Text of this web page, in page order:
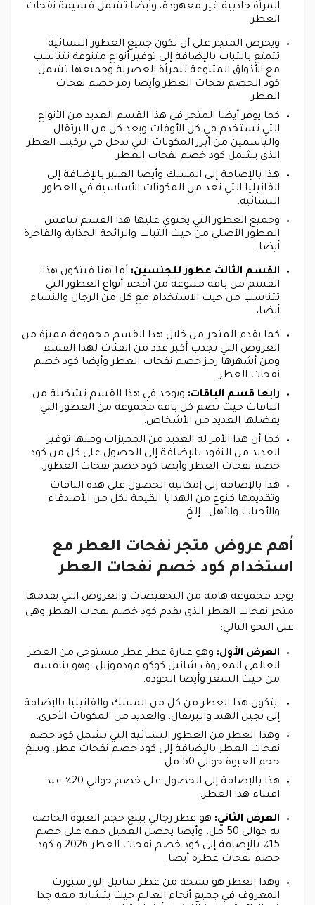
المرأة جاذبية غير معهودة، وأيضا تشمل قسيمة نفحات
العطر.
ويحرص المتجر على أن تكون جميع العطور النسائية
تتمتع بالثبات بالإضافة إلى توفير أنواع متنوعة تتناسب
مع الأذواق المتنوعة للمرأة العصرية وجميعها تشمل
كود الخصم نفحات العطر وأيضا رمز خصم نفحات
العطر.
كما يوفر أيضا المتجر في هذا القسم العديد من الأنواع
التي تستخدم في كل الأوقات ويعد كل من البرتقال
والياسمين من أبرز المكونات التي تدخل في تركيب العطر
الذي يشمل كود خصم نفحات العطر.
هذا بالإضافة إلى المسك وأيضا العنبر بالإضافة إلى
الفانيليا التي تعد من المكونات الأساسية في العطور
النسائية.
وجميع العطور التي يحتوي عليها هذا القسم تنافس
العطور الأصلي من حيث الثبات والرائحة الجذابة والفاخرة
أيضا.
القسم الثالث عطور للجنسين: أما هنا فيتكون هذا
القسم من باقة متنوعة من أفخم أنواع العطور التي
تتناسب من حيث الاستخدام مع كل من الرجال والنساء
أيضا.
كما يقدم المتجر من خلال هذا القسم مجموعة مميزة من
العروض التي تجذب أكبر عدد من الفئات لهذا القسم
ومن أشهرها رمز خصم نفحات العطر وأيضا كود خصم
نفحات العطر.
رابعا قسم الباقات: ويوجد في هذا القسم تشكيلة من
الباقات حيث تضم كل باقة مجموعة من العطور التي
يفضلها العديد من الأشخاص.
كما أن هذا الأمر له العديد من المميزات ومنها توفير
العديد من النقود بالإضافة إلى الحصول على كل من كود
خصم نفحات العطر وأيضا كود خصم نفحات العطور.
هذا بالإضافة إلى إمكانية الحصول على هذه الباقات
وتقديمها كنوع من الهدايا القيمة لكل من الأصدقاء
والأحباب والأهل.. إلخ.
أهم عروض متجر نفحات العطر مع
استخدام كود خصم نفحات العطر
يوجد مجموعة هامة من التخفيضات والعروض التي يقدمها
متجر نفحات العطر الذي يقدم كود خصم نفحات العطر وهي
على النحو التالي:
العرض الأول: وهو عبارة عطر عطر مستوحى من العطر
العالمي المعروف شانيل كوكو مودموزيل، وهو ينافسه
من حيث السعر وأيضا الجودة.
يتكون هذا العطر من كل من المسك والفانيليا بالإضافة
إلى نجيل الهند والبرتقال، والعديد من المكونات الأخرى.
وهذا العطر من العطور النسائية التي تشمل كود خصم
نفحات العطر بالإضافة إلى كود خصم نفحات عطر، ويبلغ
حجم العبوة حوالي 50 مل.
هذا بالإضافة إلى الحصول على خصم حوالي 20٪ عند
اقتناء هذا العطر.
العرض الثاني: هو عطر رجالي يبلغ حجم العبوة الخاصة
به حوالي 50 مل، وأيضا يحصل العميل معه على خصم
15٪ بالإضافة إلى كود خصم نفحات العطر 2026 و كود
خصم نفحات عطره أيضا.
وهذا العطر هو نسخة من عطر شانيل الور سبورت
المعروف في جميع أنحاء العالم حيث يتشابه معه جدا